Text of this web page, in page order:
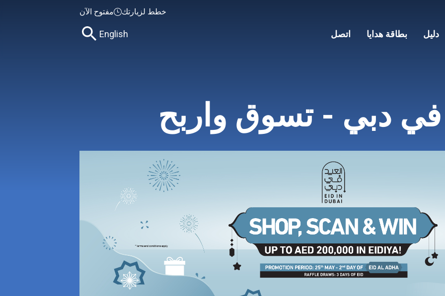
خطط لزيارتك مفتوح الآن
دليل بطاقة هدايا اتصل English
في دبي - تسوق واربح